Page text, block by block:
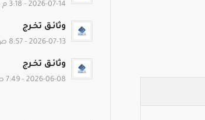
2026-07-14 - 3:18 م
وثائـق تخـرج
2026-07-13 - 8:57 ص
وثائـق تخـرج
2026-06-08 - 7:49 ص